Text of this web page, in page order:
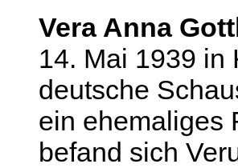
Vera Anna
14. Mai 1939
deutsche
ein ehemaliges
befand sich